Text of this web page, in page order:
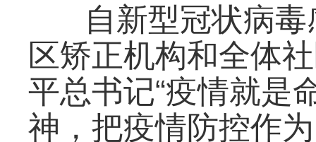
自新型冠状病
区矫正机构和全体
平总书记“疫情就是
神，把疫情防控作